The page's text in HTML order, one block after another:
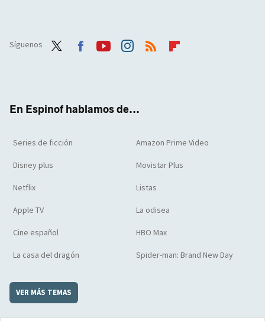
Síguenos
En Espinof hablamos de...
Series de ficción Amazon Prime Video
Disney plus Movistar Plus
Netflix Listas
Apple TV La odisea
Cine español HBO Max
La casa del dragón Spider-man: Brand New Day
VER MÁS TEMAS